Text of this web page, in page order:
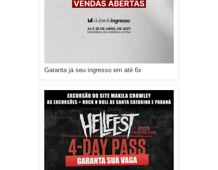
Garanta já seu ingresso em até 6x